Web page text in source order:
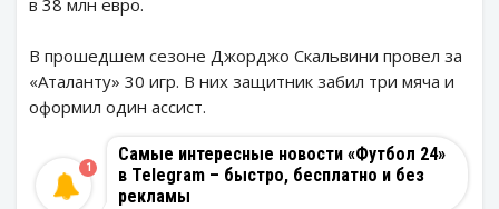
в 38 млн евро.
В прошедшем сезоне Джорджо Скальвини провел за
«Аталанту» 30 игр. В них защитник забил три мяча и
оформил один ассист.
Самые интересные новости «Футбол 24»
в Telegram – быстро, бесплатно и без
рекламы
1